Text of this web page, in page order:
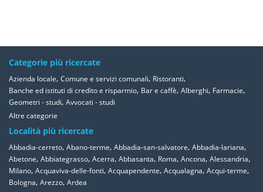
Categorie più ricercate
Azienda locale, Comune e servizi comunali, Ristoranti,
Banche ed istituti di credito e risparmio, Bar e caffè, Alberghi, Farmacie,
Geometri - studi, Avvocati - studi
Altre categorie
Località più ricercate
Abbadia-cerreto, Abano-terme, Abbadia-san-salvatore, Abbadia-lariana,
Abetone, Abbiategrasso, Acerra, Abbasanta, Roma, Ancona, Alessandria,
Milano, Acquaviva-delle-fonti, Acquapendente, Acqualagna, Acqui-terme,
Bologna, Arezzo, Ardea